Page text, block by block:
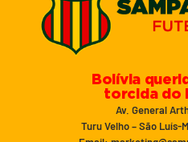
Bolívia
torcida do
Av. General
Turu Velho – São Luís-